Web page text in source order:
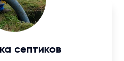
септиков